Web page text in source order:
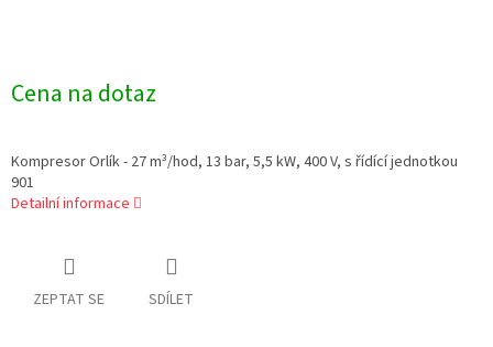
Cena na dotaz
Kompresor Orlík - 27 m³/hod, 13 bar, 5,5 kW, 400 V, s řídící jednotkou
901
Detailní informace
ZEPTAT SE SDÍLET